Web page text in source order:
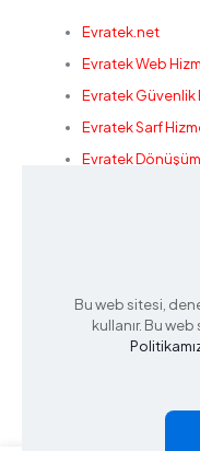
Evratek.net
Evratek Web
Evratek Güvenlik
Evratek Sarf
Evratek
© 2022 Powered by
Bu web sitesi,
kullanır. Bu